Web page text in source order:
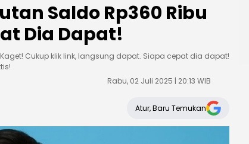
Saldo Rp360 Ribu
Dia Dapat!
Cukup klik link, langsung dapat. Siapa cepat dia dapat!
Rabu, 02 Juli 2025 | 20:13 WIB
Atur, Baru Temukan